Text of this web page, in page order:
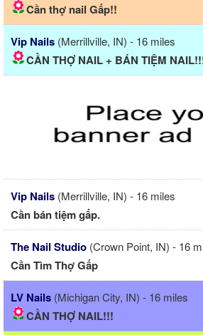
Cần thợ nail Gấp!!
Vip Nails (Merrillville, IN) - 16 miles
CẦN THỢ NAIL + BÁN TIỆM
Vip Nails (Merrillville, IN) - 16 miles
Cần bán tiệm gấp.
The Nail Studio (Crown Point, IN) - 16
Cần Tìm Thợ Gấp
LV Nails (Michigan City, IN) - 16 miles
CẦN THỢ NAIL!!!